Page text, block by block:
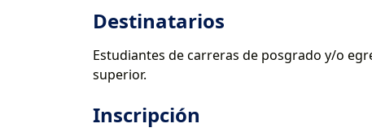
Destinatarios
Estudiantes de carreras de posgrado y/o
superior.
Inscripción